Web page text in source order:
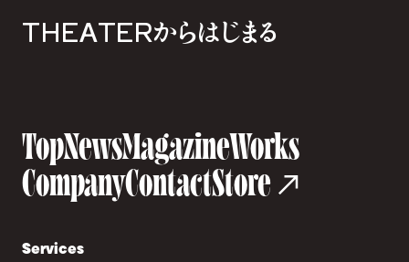
THEATERからはじまる
TopNewsMagazineWorks
CompanyContactStore
Services